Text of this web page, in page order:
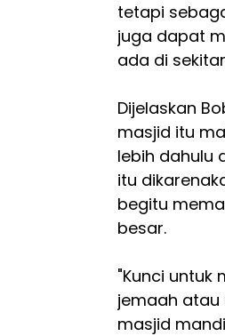
tetapi
juga dapat
ada di
Dijelaskan
masjid itu
lebih dahulu
itu
begitu
besar.
"Kunci untuk
jemaah atau
masjid